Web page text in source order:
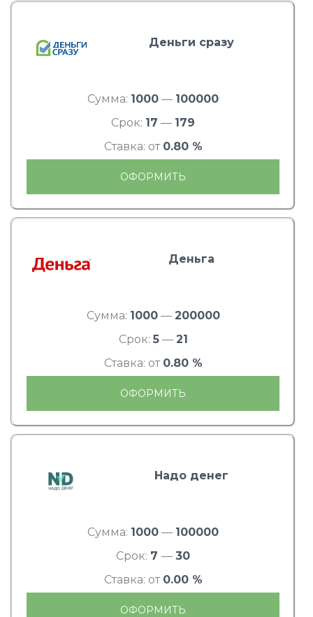
Деньги сразу
Сумма: 1000 — 100000
Срок: 17 — 179
Ставка: от 0.80 %
ОФОРМИТЬ
Деньга
Сумма: 1000— 200000
Срок: 5— 21
Ставка: от 0.80 %
ОФОРМИТЬ
Надо денег
Сумма: 1000 — 100000
Срок: 7 — 30
Ставка: от 0.00 %
ОФОРМИТЬ